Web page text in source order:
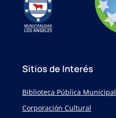
Sitios de Interés
Biblioteca Pública Municipal
Corporación Cultural